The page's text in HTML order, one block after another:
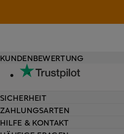
HILFE & KONTAKT
KUNDENBEWERTUNG
SICHERHEIT
ZAHLUNGSARTEN